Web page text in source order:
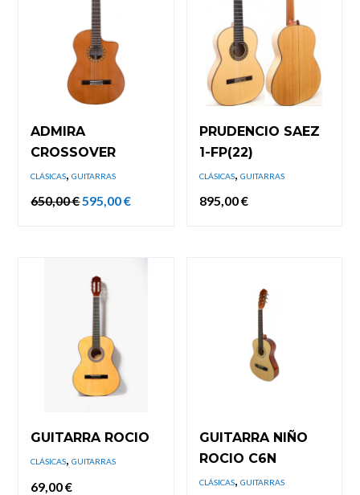
ADMIRA
CROSSOVER
CLÁSICAS,GUITARRAS
650,00€El
595,00€El
PRUDENCIO SAEZ
1-FP(22)
CLÁSICAS, GUITARRAS
895,00€
GUITARRA ROCIO
CLÁSICAS,GUITARRAS
69,00€
GUITARRA NIÑO
ROCIO C6N
CLÁSICAS, GUITARRAS